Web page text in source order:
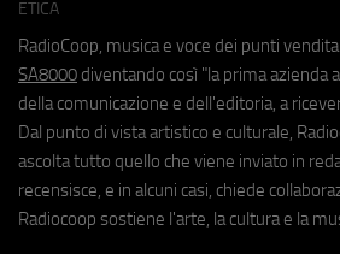
ETICA
RadioCoop, musica e voce dei punti
SA8000 diventando così "la prima azienda
della comunicazione e dell'editoria, a
Dal punto di vista artistico e culturale,
ascolta tutto quello che viene inviato in
recensisce, e in alcuni casi, chiede
Radiocoop sostiene l'arte, la cultura e la